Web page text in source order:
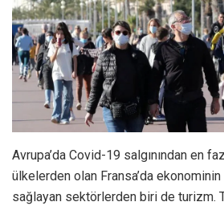
Avrupa’da Covid-19 salgınından en
ülkelerden olan Fransa’da ekonominin
sağlayan sektörlerden biri de turizm.